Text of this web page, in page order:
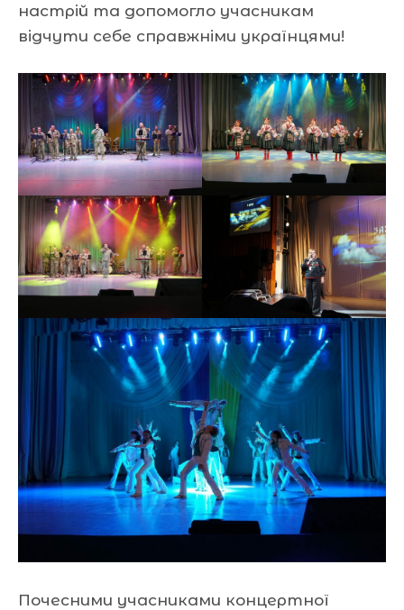
настрій та допомогло учасникам
відчути себе справжніми українцями!
Почесними учасниками концертної